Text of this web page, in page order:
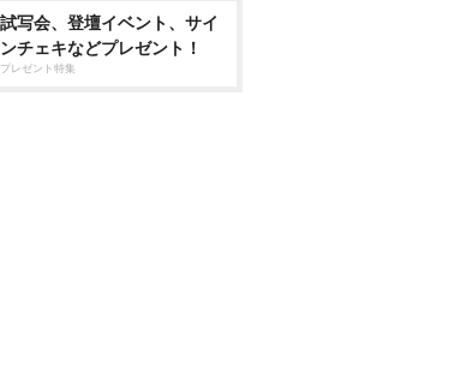
試写会、登壇イベント、サイ
ンチェキなどプレゼント！
プレゼント特集